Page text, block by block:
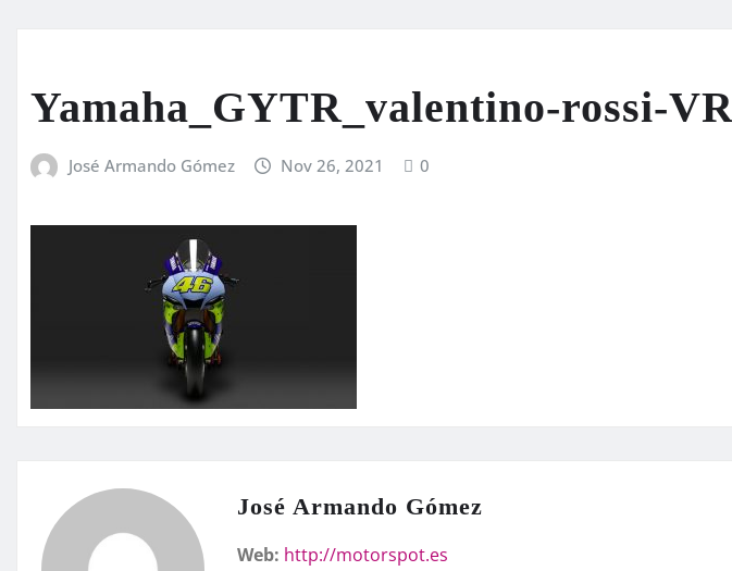
Yamaha_GYTR_valentino-rossi-
José Armando Gómez Nov 26, 2021 0
José Armando Gómez
Web: http://motorspot.es